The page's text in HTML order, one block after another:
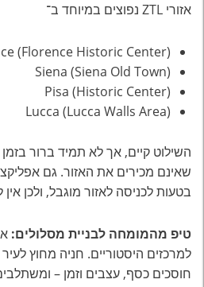
אזורי ZTL נפוצים במיוחד ב־
(Florence Historic Center)
Siena (Siena Old Town)
Pisa (Historic Center)
Lucca (Lucca Walls Area)
השילוט קיים, אך לא תמיד ברור
שאינם מכירים את האזור. גם
בטעות לכניסה לאזור מוגבל, ולכן
טיפ מהמומחה לבניית מסלולים:
למרכזים היסטוריים. חניה מחוץ
חוסכים כסף, עצבים וזמן –